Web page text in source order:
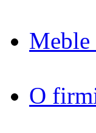
Meble
O